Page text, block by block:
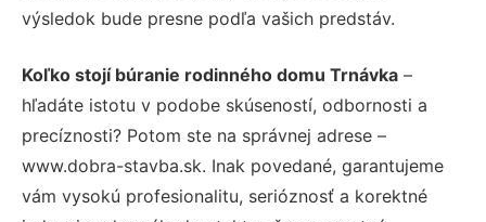
výsledok bude presne podľa vašich predstáv.
Koľko stojí búranie rodinného domu Trnávka –
hľadáte istotu v podobe skúseností, odbornosti a
precíznosti? Potom ste na správnej adrese –
www.dobra-stavba.sk. Inak povedané, garantujeme
vám vysokú profesionalitu, serióznosť a korektné